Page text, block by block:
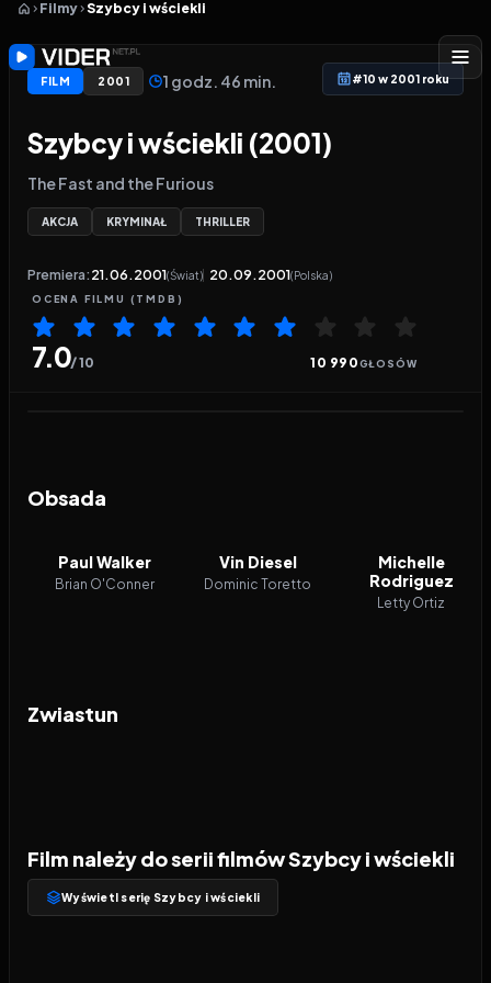
Filmy Szybcy i wściekli
FILM 2001 1 godz. 46 min. #10 w 2001 roku
Szybcy i wściekli (2001)
The Fast and the Furious
AKCJA KRYMINAŁ THRILLER
Premiera: 21.06.2001(Świat) 20.09.2001(Polska)
OCENA FILMU (TMDB)
7.0/ 10 10 990GŁOSÓW
Obsada
Paul Walker
Brian O'Conner
Vin Diesel
Dominic Toretto
Michelle
Rodriguez
Letty Ortiz
Zwiastun
Film należy do serii filmów Szybcy i wściekli
Wyświetl serię Szybcy i wściekli